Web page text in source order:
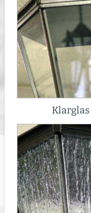
Klarglas